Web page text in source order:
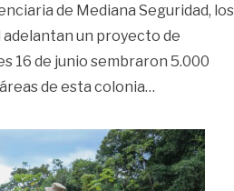
de Mediana Seguridad, los
un proyecto de
16 de junio sembraron 5.000
de esta colonia…